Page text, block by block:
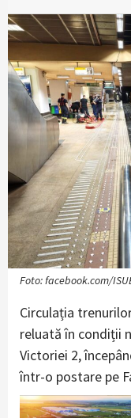
Foto: facebook.com/
Circulația
reluată în condiții
Victoriei 2,
într-o postare pe